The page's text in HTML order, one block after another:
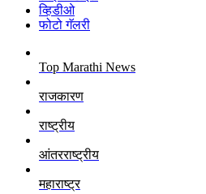
व्हिडीओ
फोटो गॅलरी
Top Marathi News
राजकारण
राष्ट्रीय
आंतरराष्ट्रीय
महाराष्ट्र